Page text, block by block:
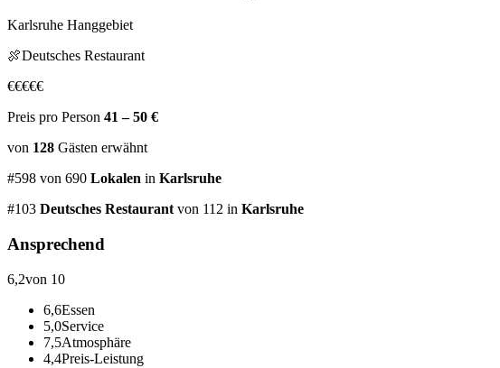
Karlsruhe Hanggebiet
🍖Deutsches Restaurant
€€€€€
Preis pro Person 41 – 50 €
von 128 Gästen erwähnt
#598 von 690 Lokalen in Karlsruhe
#103 Deutsches Restaurantvon 112 in Karlsruhe
Ansprechend
6,2von 10
6,6Essen
5,0Service
7,5Atmosphäre
4,4Preis-Leistung